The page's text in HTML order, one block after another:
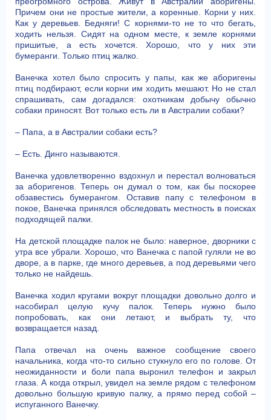
Причем они не простые жители, а коренные. Корни у них.
Как у деревьев. Бедняги! С корнями-то не то что бегать,
ходить нельзя. Сидят на одном месте, к земле корнями
пришитые, а есть хочется. Хорошо, что у них эти
бумеранги. Только птиц жалко.
Ванечка хотел было спросить у папы, как же аборигены
птиц подбирают, если корни им ходить мешают. Но не стал
спрашивать, сам догадался: охотникам добычу обычно
собаки приносят. Вот только есть ли в Австралии собаки?
– Папа, а в Австралии собаки есть?
– Есть. Динго называются.
Ванечка удовлетворенно вздохнул и перестал волноваться
за аборигенов. Теперь он думал о том, как бы поскорее
обзавестись бумерангом. Оставив папу с телефоном в
покое, Ванечка принялся обследовать местность в поисках
подходящей палки.
На детской площадке палок не было: наверное, дворники с
утра все убрали. Хорошо, что Ванечка с папой гуляли не во
дворе, а в парке, где много деревьев, а под деревьями чего
только не найдешь.
Ванечка ходил кругами вокруг площадки довольно долго и
насобирал целую кучу палок. Теперь нужно было
попробовать, как они летают, и выбрать ту, что
возвращается назад.
Папа отвечал на очень важное сообщение своего
начальника, когда что-то сильно стукнуло его по голове. От
неожиданности и боли папа выронил телефон и закрыл
глаза. А когда открыл, увидел на земле рядом с телефоном
довольно большую кривую палку, а прямо перед собой –
испуганного Ванечку.